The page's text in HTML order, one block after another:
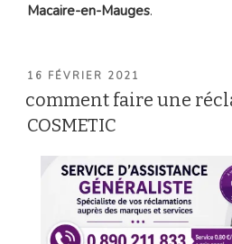
Macaire-en-Mauges.
PUBLIÉ
16 FÉVRIER 2021
comment faire une
COSMETIC